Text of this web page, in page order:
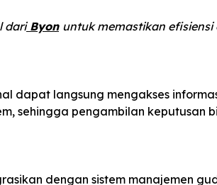
dariByon untuk memastikan efisiensi
dapat langsung mengakses
sehingga pengambilan keputusan
dengan sistem manajemen